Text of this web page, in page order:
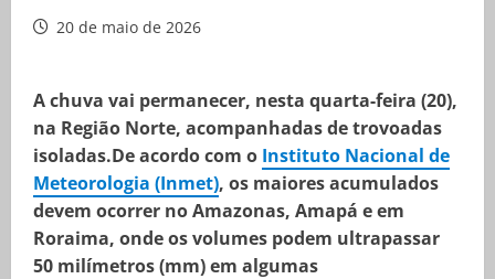
20 de maio de 2026
A chuva vai permanecer, nesta quarta-feira (20),
na Região Norte, acompanhadas de trovoadas
isoladas.De acordo com o Instituto Nacional de
Meteorologia (Inmet), os maiores acumulados
devem ocorrer no Amazonas, Amapá e em
Roraima, onde os volumes podem ultrapassar
50 milímetros (mm) em algumas